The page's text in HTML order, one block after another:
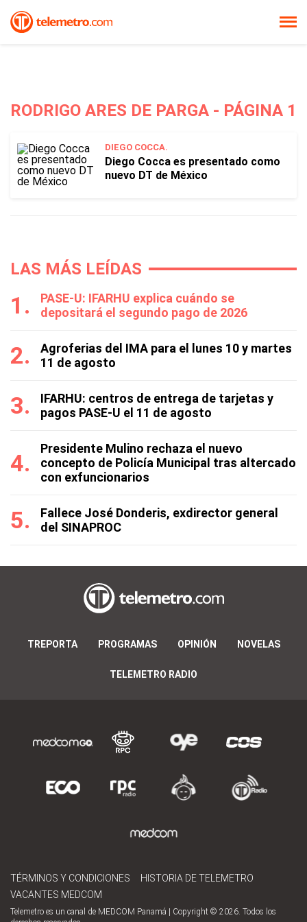
RODRIGO ARES DE PARGA - PÁGINA 1
DIEGO COCCA.
Diego Cocca es presentado como
nuevo DT de México
LAS MÁS LEÍDAS
PASE-U: IFARHU explica cuándo se
depositará el segundo pago de 2026
Agroferias del IMA para el lunes 10 y martes
11 de agosto
IFARHU: centros de entrega de tarjetas y
pagos PASE-U el 11 de agosto
Presidente Mulino rechaza el nuevo
concepto de Policía Municipal tras altercado
con exfuncionarios
Fallece José Donderis, exdirector general
del SINAPROC
TREPORTA PROGRAMAS OPINIÓN NOVELAS
TELEMETRO RADIO
TÉRMINOS Y CONDICIONES
HISTORIA DE TELEMETRO
VACANTES MEDCOM
Telemetro es un canal de MEDCOM Panamá | Copyright © 2026. Todos los